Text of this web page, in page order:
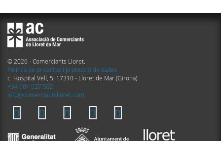
© 2026 - Comerciants Lloret.
Política de privacitat i protecció de dades
c. Hospital Vell, 5. 17310 - Lloret de Mar (Girona)
+34 601 927 502
info@comerciantslloret.com